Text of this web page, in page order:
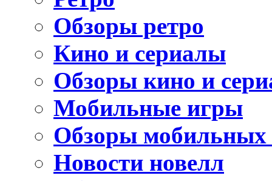
Обзоры ретро
Кино и сериалы
Обзоры кино и
Мобильные игры
Обзоры мобильных
Новости новелл